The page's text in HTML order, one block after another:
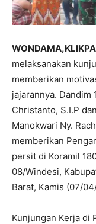
melaksanakan
memberikan
jajarannya. Dandim
Christanto, S.I.P
Manokwari Ny.
memberikan
persit di Koramil
08/Windesi,
Barat, Kamis (07/
Kunjungan Kerja di